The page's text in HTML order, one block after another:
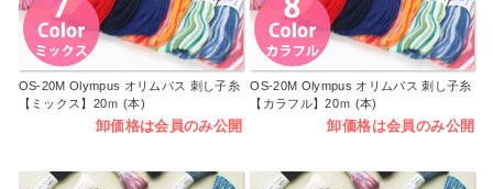
OS-20M Olympus オリムパス 刺し子糸
【ミックス】20ｍ (本)
卸価格は会員のみ公開
OS-20M Olympus オリムパス 刺し子糸
【カラフル】20ｍ (本)
卸価格は会員のみ公開